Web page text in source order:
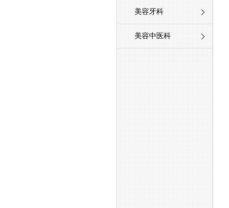
美容牙科
美容中医科